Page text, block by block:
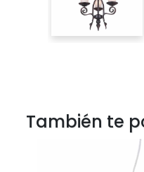
También te